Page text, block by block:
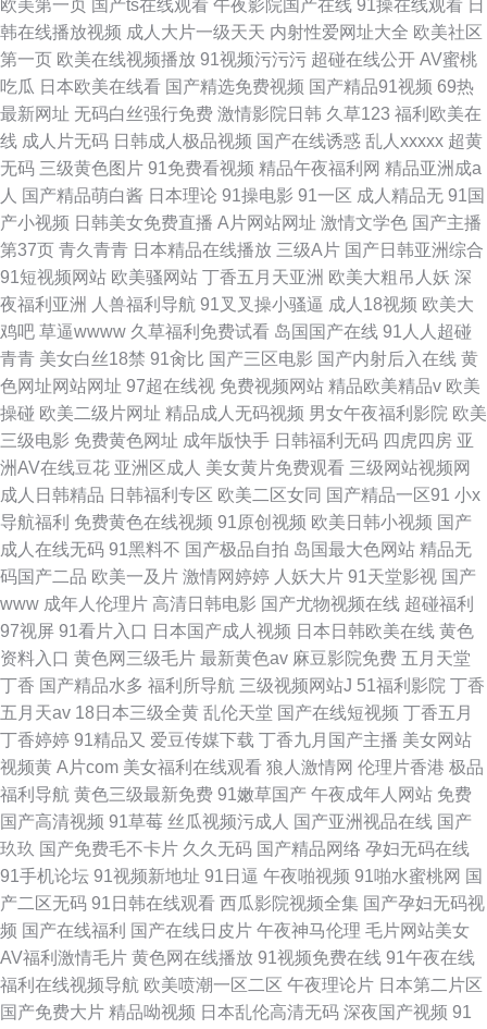
欧美第一页 国产ts在线观看 午夜影院国产在线 91操在线观看 日
韩在线播放视频 成人大片一级天天 内射性爱网址大全 欧美社区
第一页 欧美在线视频播放 91视频污污污 超碰在线公开 AV蜜桃
吃瓜 日本欧美在线看 国产精选免费视频 国产精品91视频 69热
最新网址 无码白丝强行免费 激情影院日韩 久草123 福利欧美在
线 成人片无码 日韩成人极品视频 国产在线诱惑 乱人xxxxx 超黄
无码 三级黄色图片 91免费看视频 精品午夜福利网 精品亚洲成a
人 国产精品萌白酱 日本理论 91操电影 91一区 成人精品无 91国
产小视频 日韩美女免费直播 A片网站网址 激情文学色 国产主播
第37页 青久青青 日本精品在线播放 三级A片 国产日韩亚洲综合
91短视频网站 欧美骚网站 丁香五月天亚洲 欧美大粗吊人妖 深
夜福利亚洲
人兽福利导航 91叉叉操小骚逼 成人18视频 欧美大
鸡吧 草逼wwww 久草福利免费试看 岛国国产在线 91人人超碰
青青 美女白丝18禁 91肏比 国产三区电影 国产内射后入在线 黄
色网址网站网址 97超在线视 免费视频网站 精品欧美精品v 欧美
操碰 欧美二级片网址 精品成人无码视频 男女午夜福利影院 欧美
三级电影 免费黄色网址 成年版快手 日韩福利无码 四虎四房 亚
洲AV在线豆花 亚洲区成人 美女黄片免费观看 三级网站视频网
成人日韩精品 日韩福利专区 欧美二区女同 国产精品一区91 小x
导航福利 免费黄色在线视频 91原创视频 欧美日韩小视频 国产
成人在线无码 91黑料不 国产极品自拍 岛国最大色网站 精品无
码国产二品 欧美一及片 激情网婷婷 人妖大片 91天堂影视 国产
www 成年人伦理片 高清日韩电影 国产尤物视频在线 超碰福利
97视屏 91看片入口 日本国产成人视频 日本日韩欧美在线 黄色
资料入口 黄色网三级毛片 最新黄色av 麻豆影院免费 五月天堂
丁香 国产精品水多 福利所导航 三级视频网站J 51福利影院 丁香
五月天av 18日本三级全黄 乱伦天堂 国产在线短视频 丁香五月
丁香婷婷 91精品又 爱豆传媒下载 丁香九月国产主播 美女网站
视频黄 A片com 美女福利在线观看 狼人激情网 伦理片香港 极品
福利导航 黄色三级最新免费 91嫩草国产 午夜成年人网站 免费
国产高清视频 91草莓 丝瓜视频污成人 国产亚洲视品在线 国产
玖玖 国产免费毛不卡片 久久无码 国产精品网络 孕妇无码在线
91手机论坛 91视频新地址 91日逼 午夜啪视频 91啪水蜜桃网 国
产二区无码 91日韩在线观看 西瓜影院视频全集 国产孕妇无码视
频 国产在线福利 国产在线日皮片 午夜神马伦理 毛片网站美女
AV福利激情毛片 黄色网在线播放 91视频免费在线 91午夜在线
福利在线视频导航 欧美喷潮一区二区 午夜理论片 日本第二片区
国产免费大片 精品呦视频 日本乱伦高清无码 深夜国产视频 91